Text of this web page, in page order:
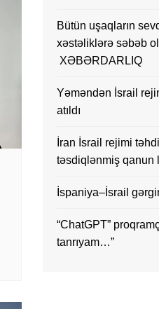
Bütün uşaqların
xəstəliklərə səbəb
XƏBƏRDARLIQ
Yəməndən İsrail
atıldı
İran İsrail rejimi
təsdiqlənmiş qanun
İspaniya–İsrail
“ChatGPT”
tanrıyam…”